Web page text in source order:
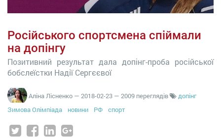
Російського спортсмена спіймали
на допінгу
Позитивний результат дала допінг-проба російської
бобслеїстки Надії Сергєєвої
Аліна Лісненко — 2018-02-23 — 2009 переглядів
допінг
Зимова Олімпіада
новини РФ спорт